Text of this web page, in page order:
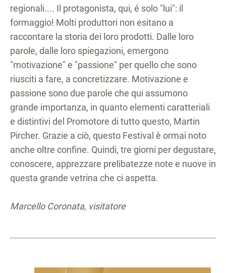
regionali.... Il protagonista, qui, é solo "lui": il
formaggio! Molti produttori non esitano a
raccontare la storia dei loro prodotti. Dalle loro
parole, dalle loro spiegazioni, emergono
"motivazione" e "passione" per quello che sono
riusciti a fare, a concretizzare. Motivazione e
passione sono due parole che qui assumono
grande importanza, in quanto elementi caratteriali
e distintivi del Promotore di tutto questo, Martin
Pircher. Grazie a ciò, questo Festival è ormai noto
anche oltre confine. Quindi, tre giorni per degustare,
conoscere, apprezzare prelibatezze note e nuove in
questa grande vetrina che ci aspetta.
Marcello Coronata, visitatore